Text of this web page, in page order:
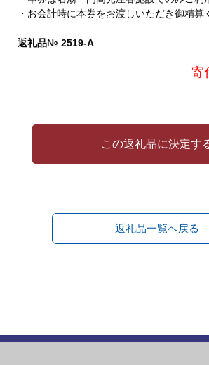
・お会計時に本券をお渡しいただき御精算
返礼品№ 2519-A
寄
この返礼品に決定す
返礼品一覧へ戻る